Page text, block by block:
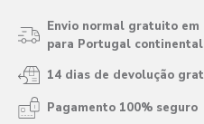
Envio normal gratuito em
para Portugal continental
14 dias de devolução
Pagamento 100% seguro